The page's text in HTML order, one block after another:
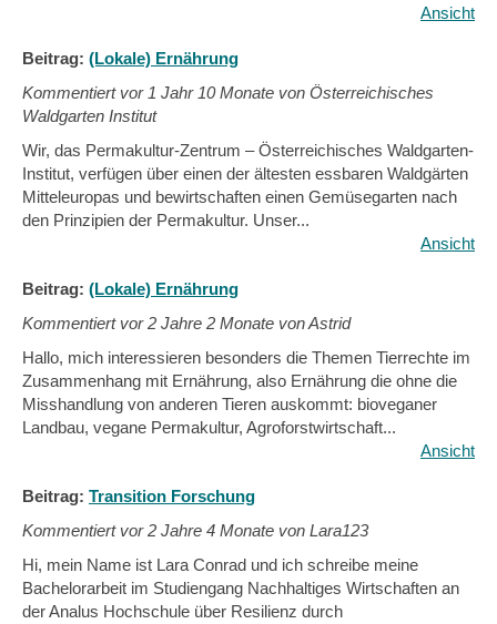
Ansicht
Beitrag: (Lokale) Ernährung
Kommentiert vor 1 Jahr 10 Monate von Österreichisches
Waldgarten Institut
Wir, das Permakultur-Zentrum – Österreichisches Waldgarten-
Institut, verfügen über einen der ältesten essbaren Waldgärten
Mitteleuropas und bewirtschaften einen Gemüsegarten nach
den Prinzipien der Permakultur. Unser...
Ansicht
Beitrag: (Lokale) Ernährung
Kommentiert vor2 Jahre 2 Monate von Astrid
Hallo, mich interessieren besonders die Themen Tierrechte im
Zusammenhang mit Ernährung, also Ernährung die ohne die
Misshandlung von anderen Tieren auskommt: bioveganer
Landbau, vegane Permakultur, Agroforstwirtschaft...
Ansicht
Beitrag: Transition Forschung
Kommentiert vor2 Jahre 4 Monate von Lara123
Hi, mein Name ist Lara Conrad und ich schreibe meine
Bachelorarbeit im Studiengang Nachhaltiges Wirtschaften an
der Analus Hochschule über Resilienz durch